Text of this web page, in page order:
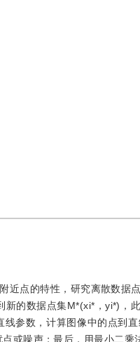
点的特性，研究离散数据
的数据点集M*(xi*，yi*)，
参数，计算图像中的点到
或噪声；最后，用最小二